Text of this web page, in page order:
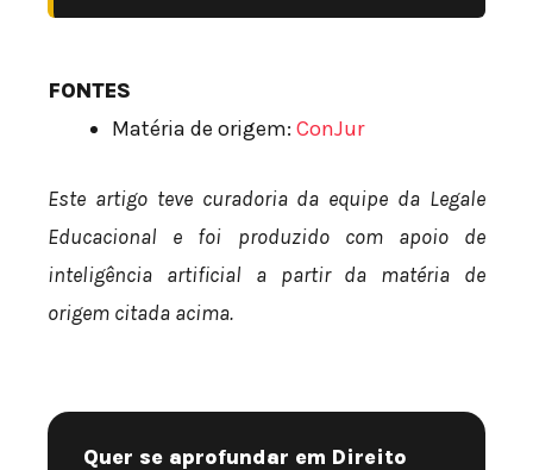
FONTES
Matéria de origem: ConJur
Este artigo teve curadoria da equipe da Legale
Educacional e foi produzido com apoio de
inteligência artificial a partir da matéria de
origem citada acima.
Quer se aprofundar em Direito